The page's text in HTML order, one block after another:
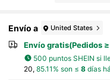
Envío a United States
Envío gratis(Pedidos
500 puntos SHEIN si
20, 85.11% son ≤ 8días